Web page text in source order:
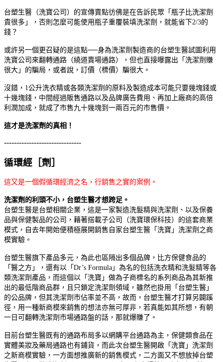
台塑生醫（洗寶公司）的宣傳賣點彷佛是在告訴民眾「瓶子比洗潔劑
貴很多」，否則怎麼可能使用瓶子重覆裝填洗潔劑，就能省下2/3的
錢？
或許另一個更召疑的是這點──身為洗潔劑製造商的台塑生醫試圖利用
洗寶公司來翻轉通路（繞道賣場通路），但也直接曝露出「洗潔劑賺
很大」的騙局，或者說，訂價（標價）騙很大。
沒錯，1公升洗衣精或各類洗潔劑的原料及製造成本可能只要幾塊錢或
十幾塊錢，中間經過販售通路以及品牌廣告費用、再加上廠商的高倍
利潤加成，就成了市售九十幾塊到一兩百元的市售價。
這才是洗潔劑的真相！
-------------------------------
循環經［劑］
這又是一個假循環經濟之名，行銷售之實的案例。
洗潔劑的利頭不小， 台塑生醫才想跨足。
台塑生醫是台塑相關企業，這是一家製造洗髮精與洗潔劑、以及保養
品與保健製品的公司，藉著搭載子公司（洗寶環保科技）的這套商業
模式，自去年開始便積極展開銷售自家台塑生醫「洗寶」洗潔劑之商
模實驗。
台塑生醫旗下產品多元，為此也區隔出多個品牌，比方保健食品的
「醫之方」，還有以「Dr’s Formula」為名的包括洗衣精和洗髮精等各
類洗潔劑產品，而這個以「洗寶」做為子商標名的系列商品為其新推
出的最低階商品群，且只鎖定洗潔劑領域，雖然也掛用「台塑生醫」
的公品牌，但其洗潔劑市佔率並不高，故而，台塑生醫才打算另闢蹊
徑，用一種新商模來銷售的想法亦無可厚非，若真能如其所想，有朝
一日可翻轉洗潔劑市場通路盤的話，那就爆賺了。
目前台塑生醫既有的通路布局多以網購平台通路為主，保健類食品在
實體美妝及藥局通路也有鋪貨，而此次台塑生醫開啟「洗寶」洗潔劑
之新商模實驗，一方面想推廣新的銷售模式，二方面又不想放掉台塑